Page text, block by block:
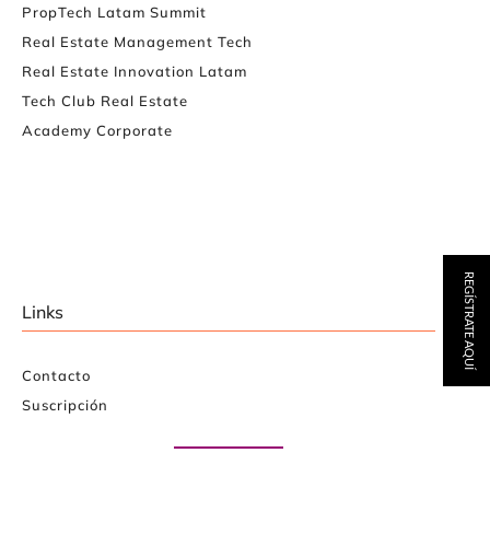
PropTech Latam Summit
Real Estate Management Tech
Real Estate Innovation Latam
Tech Club Real Estate
Academy Corporate
Links
Contacto
Suscripción
REGÍSTRATE AQUÍ